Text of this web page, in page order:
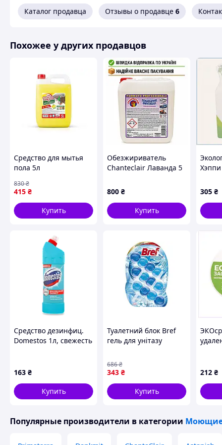
Каталог продавца Отзывы о продавце 6
Похожее у других продавцов
Средство для мытья
пола 5л
(канистра HDPE) ТМ
SUPER BLYSK
415 ₴
830₴
Купить
Обезжириватель
Chanteclair Лаванда 5
кухонных
поверхностей с
ароматом лаванды
800 ₴
Купить
пола
305 ₴
Средство дезинфиц.
Domestos 1л, свежесть
163 ₴
Купить
Туалетний блок Bref
гель для унітазу
3 шт для очищення та
свіжості
343 ₴
686₴
Купить
212 ₴
Популярные производители в категории Моющие